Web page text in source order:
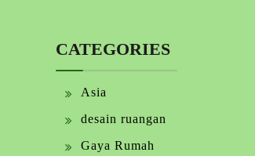
CATEGORIES
Asia
desain ruangan
Gaya Rumah